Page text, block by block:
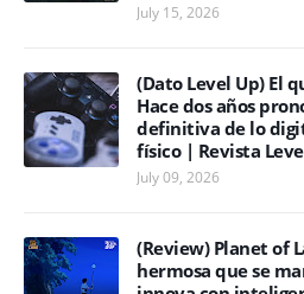
July 15, 2026
(Dato Level Up) El
Hace dos años
definitiva de lo
físico | Revista
July 09, 2026
(Review) Planet of
hermosa que se